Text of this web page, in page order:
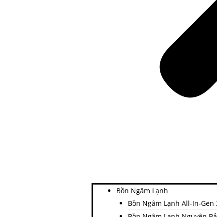
Bồn Ngâm Lạnh
Bồn Ngâm Lạnh All-In-Gen